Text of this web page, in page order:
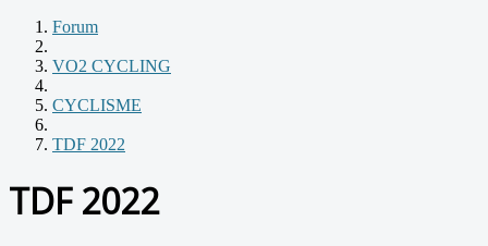
Forum
VO2 CYCLING
CYCLISME
TDF 2022
TDF 2022